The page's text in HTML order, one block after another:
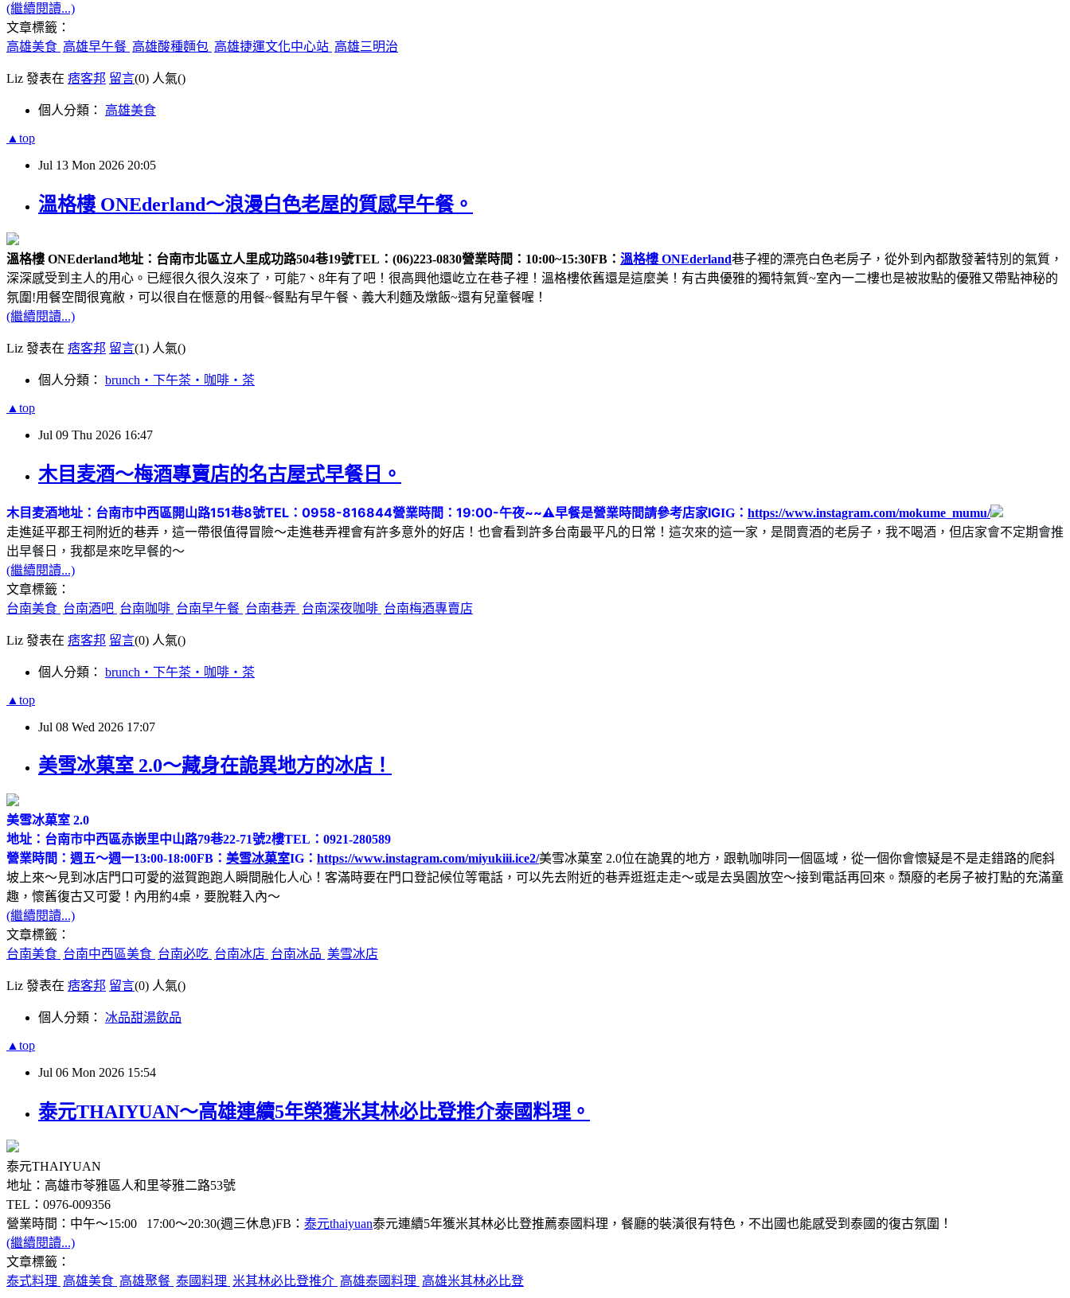
(繼續閱讀...)
文章標籤：
高雄美食 高雄早午餐 高雄酸種麵包 高雄捷運文化中心站 高雄三明治
Liz 發表在 痞客邦 留言(0) 人氣()
個人分類： 高雄美食
▲top
Jul 13 Mon 2026 20:05
溫格樓 ONEderland～浪漫白色老屋的質感早午餐。
溫格樓 ONEderland地址：台南市北區立人里成功路504巷19號TEL：(06)223-0830營業時間：10:00~15:30FB： 溫格樓 ONEderland巷子裡的漂亮白色老房子，從外到內都散發著特別的氣質，
深深感受到主人的用心。已經很久很久沒來了，可能7、8年有了吧！很高興他還屹立在巷子裡！溫格樓依舊還是這麼美！有古典優雅的獨特氣質~室內一二樓也是被妝點的優雅又帶點神秘的
氛圍!用餐空間很寬敝，可以很自在愜意的用餐~餐點有早午餐、義大利麵及燉飯~還有兒童餐喔！
(繼續閱讀...)
Liz 發表在 痞客邦 留言(1) 人氣()
個人分類： brunch‧下午茶‧咖啡‧茶
▲top
Jul 09 Thu 2026 16:47
木目麦酒～梅酒專賣店的名古屋式早餐日。
木目麦酒地址：台南市中西區開山路151巷8號TEL：0958-816844營業時間：19:00-午夜~~⚠️早餐是營業時間請參考店家IGIG： https://www.instagram.com/mokume_mumu/
走進延平郡王祠附近的巷弄，這一帶很值得冒險～走進巷弄裡會有許多意外的好店！也會看到許多台南最平凡的日常！ 這次來的這一家，是間賣酒的老房子，我不喝酒，但店家會不定期會推
出早餐日，我都是來吃早餐的～
(繼續閱讀...)
文章標籤：
台南美食 台南酒吧 台南咖啡 台南早午餐 台南巷弄 台南深夜咖啡 台南梅酒專賣店
Liz 發表在 痞客邦 留言(0) 人氣()
個人分類： brunch‧下午茶‧咖啡‧茶
▲top
Jul 08 Wed 2026 17:07
美雪冰菓室 2.0～藏身在詭異地方的冰店！
美雪冰菓室 2.0
地址：台南市中西區赤嵌里中山路79巷22-71號2樓TEL：0921-280589
營業時間：週五～週一13:00-18:00FB： 美雪冰菓室IG： https://www.instagram.com/miyukiii.ice2/美雪冰菓室 2.0位在詭異的地方，跟軌咖啡同一個區域，從一個你會懷疑是不是走錯路的爬斜
坡上來～見到冰店門口可愛的滋賀跑跑人瞬間融化人心！客滿時要在門口登記候位等電話，可以先去附近的巷弄逛逛走走～或是去吳園放空～接到電話再回來。頹廢的老房子被打點的充滿童
趣，懷舊復古又可愛！內用約4桌，要脫鞋入內～
(繼續閱讀...)
文章標籤：
台南美食 台南中西區美食 台南必吃 台南冰店 台南冰品 美雪冰店
Liz 發表在 痞客邦 留言(0) 人氣()
個人分類： 冰品甜湯飲品
▲top
Jul 06 Mon 2026 15:54
泰元THAIYUAN～高雄連續5年榮獲米其林必比登推介泰國料理。
泰元THAIYUAN
地址：高雄市苓雅區人和里苓雅二路53號
TEL：0976-009356
營業時間：中午～15:00 17:00～20:30(週三休息)FB： 泰元thaiyuan泰元連續5年獲米其林必比登推薦泰國料理，餐廳的裝潢很有特色，不出國也能感受到泰國的復古氛圍！
(繼續閱讀...)
文章標籤：
泰式料理 高雄美食 高雄聚餐 泰國料理 米其林必比登推介 高雄泰國料理 高雄米其林必比登